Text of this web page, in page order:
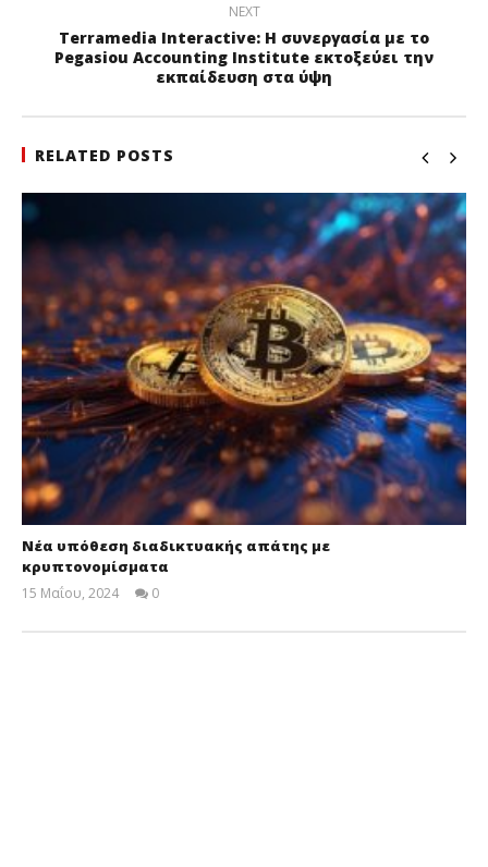
NEXT
Terramedia Interactive: Η συνεργασία με το
Pegasiou Accounting Institute εκτοξεύει την
εκπαίδευση στα ύψη
RELATED POSTS
Νέα υπόθεση διαδικτυακής απάτης με
κρυπτονομίσματα
15 Μαΐου, 2024
Insurance
0